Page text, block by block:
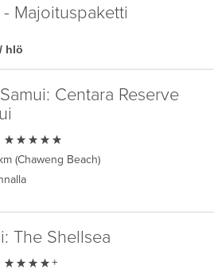
Majoituspaketti
/ hlö
Centara Reserve

(Chaweng Beach)
The Shellsea
 +